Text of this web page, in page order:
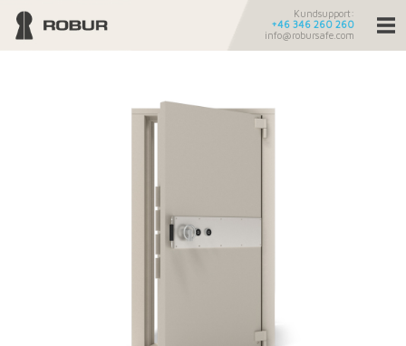
Kundsupport:
+46 346 260 260
info@robursafe.com